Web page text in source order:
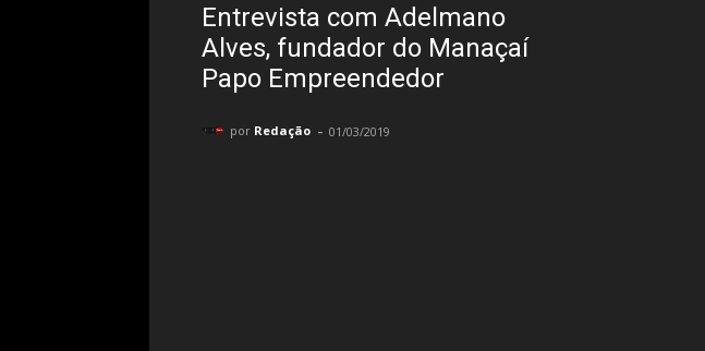
Entrevista com Adelmano
Alves, fundador do Manaçaí
Papo Empreendedor
por Redação - 01/03/2019